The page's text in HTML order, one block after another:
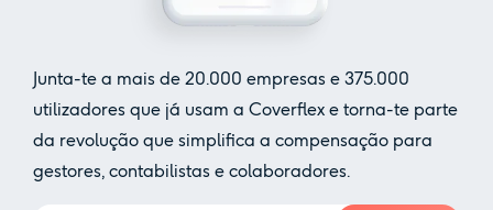
Junta-te a mais de 20.000 empresas e 375.000
utilizadores que já usam a Coverflex e torna-te parte
da revolução que simplifica a compensação para
gestores, contabilistas e colaboradores.